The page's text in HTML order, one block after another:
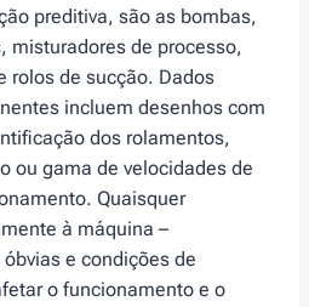
preditiva, são as bombas,
misturadores de processo,
rolos de sucção. Dados
incluem desenhos com
dos rolamentos,
ou gama de velocidades de
Quaisquer
à máquina –
e condições de
o funcionamento e o